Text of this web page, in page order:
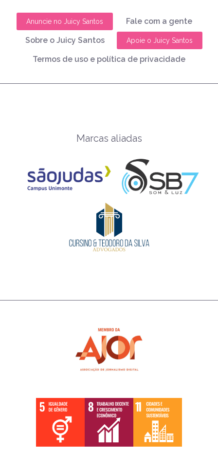
Anuncie no Juicy Santos Fale com a gente
Sobre o Juicy Santos Apoie o Juicy Santos
Termos de uso e política de privacidade
Marcas aliadas